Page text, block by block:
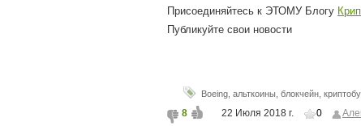
Присоединяйтесь к ЭТОМУ Блогу
Публикуйте свои новости
Boeing альткоины блокчейн
8 22 Июля 2018 г. 0